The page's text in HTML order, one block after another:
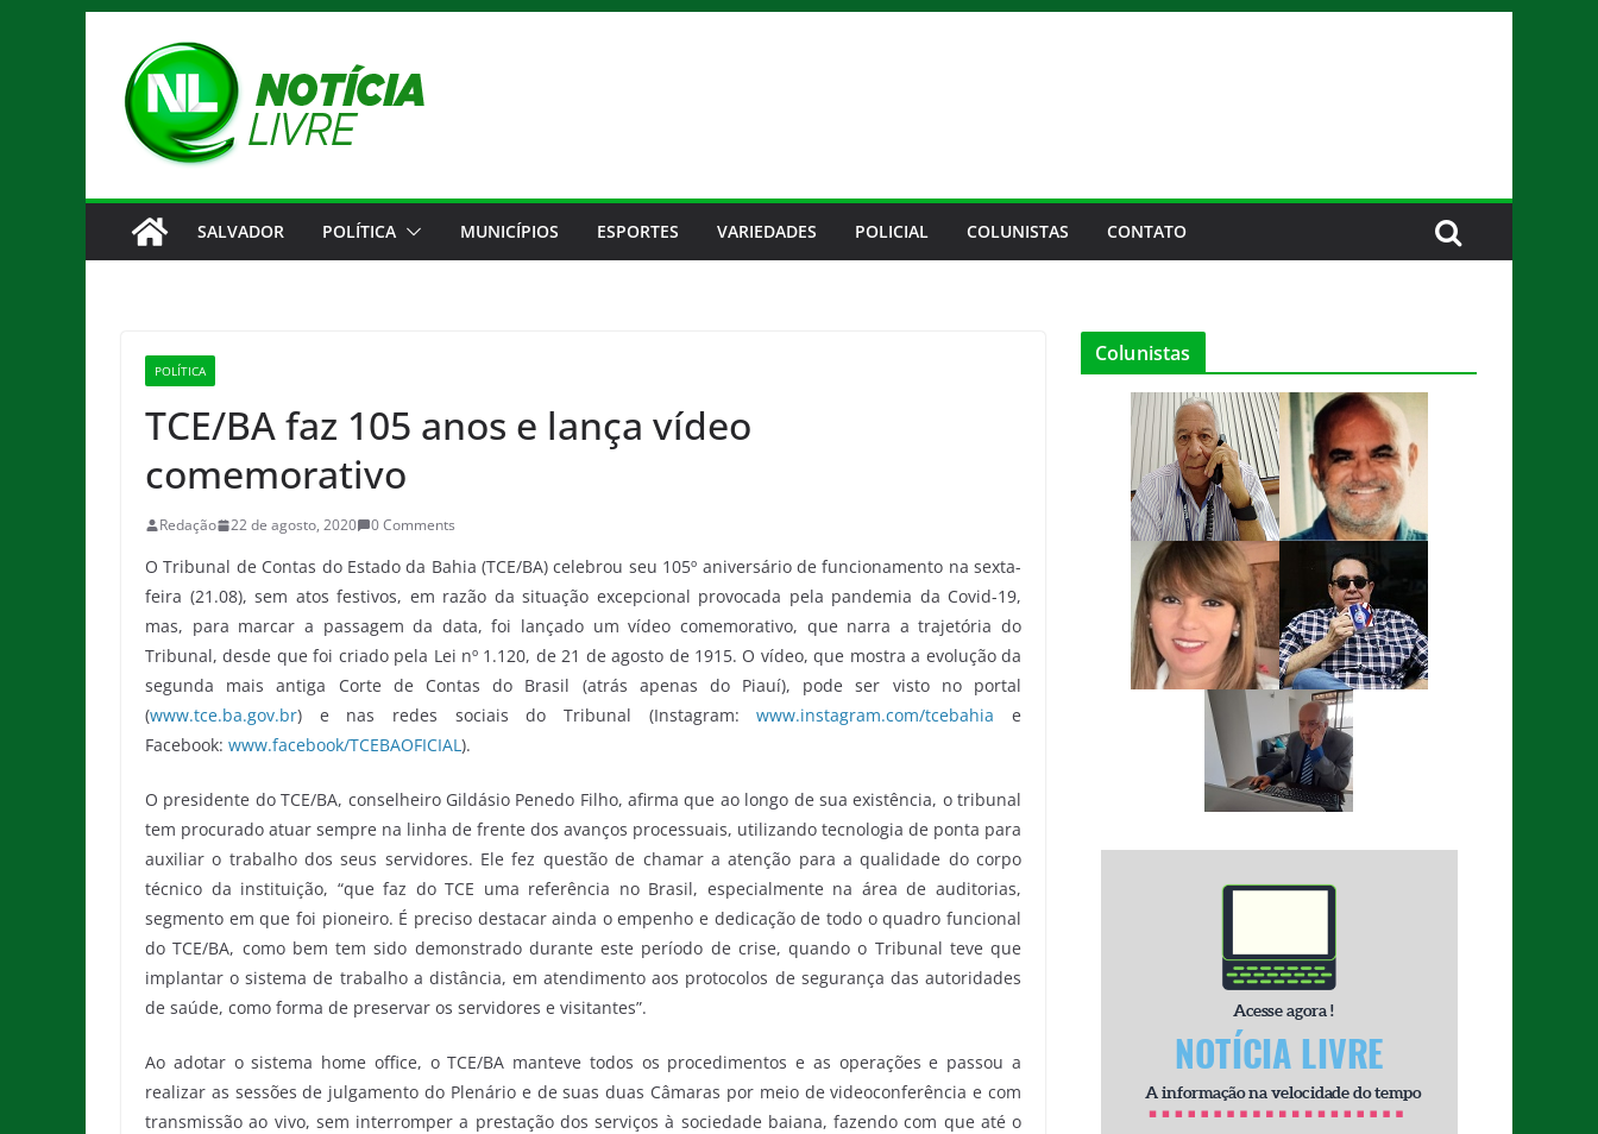
conteúdo
SALVADOR POLÍTICA MUNICÍPIOS ESPORTES VARIEDADES POLICIAL COLUNISTAS CONTATO
POLÍTICA
TCE/BA faz 105 anos e lança vídeo
comemorativo
Redação 22 de agosto, 2020 0 Comments
O Tribunal de Contas do Estado da Bahia (TCE/BA) celebrou seu 105º aniversário de funcionamento na sexta-
feira (21.08), sem atos festivos, em razão da situação excepcional provocada pela pandemia da Covid-19,
mas, para marcar a passagem da data, foi lançado um vídeo comemorativo, que narra a trajetória do
Tribunal, desde que foi criado pela Lei nº 1.120, de 21 de agosto de 1915. O vídeo, que mostra a evolução da
segunda mais antiga Corte de Contas do Brasil (atrás apenas do Piauí), pode ser visto no portal
(www.tce.ba.gov.br) e nas redes sociais do Tribunal (Instagram:www.instagram.com/tcebahia e
Facebook: www.facebook/TCEBAOFICIAL).
O presidente do TCE/BA, conselheiro Gildásio Penedo Filho, afirma que ao longo de sua existência, o tribunal
tem procurado atuar sempre na linha de frente dos avanços processuais, utilizando tecnologia de ponta para
auxiliar o trabalho dos seus servidores. Ele fez questão de chamar a atenção para a qualidade do corpo
técnico da instituição, “que faz do TCE uma referência no Brasil, especialmente na área de auditorias,
segmento em que foi pioneiro. É preciso destacar ainda o empenho e dedicação de todo o quadro funcional
do TCE/BA, como bem tem sido demonstrado durante este período de crise, quando o Tribunal teve que
implantar o sistema de trabalho a distância, em atendimento aos protocolos de segurança das autoridades
de saúde, como forma de preservar os servidores e visitantes”.
Ao adotar o sistema home office, o TCE/BA manteve todos os procedimentos e as operações e passou a
realizar as sessões de julgamento do Plenário e de suas duas Câmaras por meio de videoconferência e com
transmissão ao vivo, sem interromper a prestação dos serviços à sociedade baiana, fazendo com que até o
Colunistas